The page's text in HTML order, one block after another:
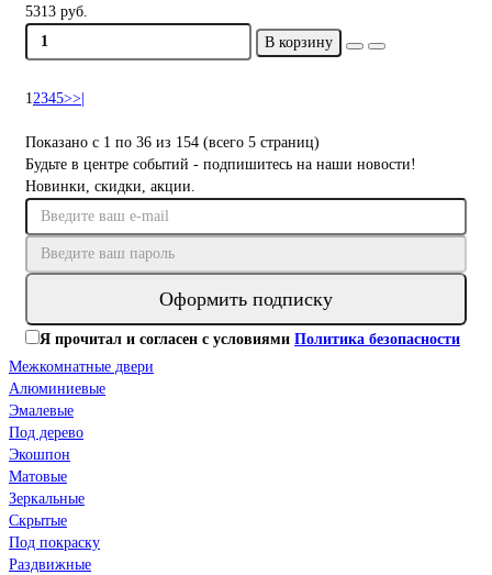
5313 руб.
В корзину
12345>>|
Показано с 1 по 36 из 154 (всего 5 страниц)
Будьте в центре событий - подпишитесь на наши новости!
Новинки, скидки, акции.
Оформить подписку
Я прочитал и согласен с условиями Политика безопасности
Межкомнатные двери
Алюминиевые
Эмалевые
Под дерево
Экошпон
Матовые
Зеркальные
Скрытые
Под покраску
Раздвижные